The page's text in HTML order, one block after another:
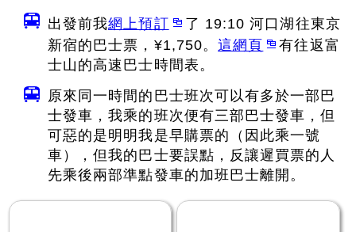
出發前我網上預訂
了 19:10 河口湖往東京
新宿的巴士票，¥1,750。這網頁
有往返富
士山的高速巴士時間表。
原來同一時間的巴士班次可以有多於一部巴
士發車，我乘的班次便有三部巴士發車，但
可惡的是明明我是早購票的（因此乘一號
車），但我的巴士要誤點，反讓遲買票的人
先乘後兩部準點發車的加班巴士離開。